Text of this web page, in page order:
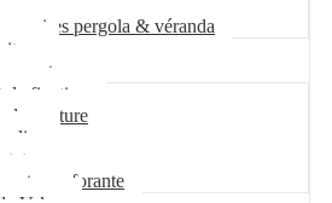
pergola & véranda
fixation
de couture
auto-perforante